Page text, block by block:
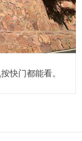
快门都能看。